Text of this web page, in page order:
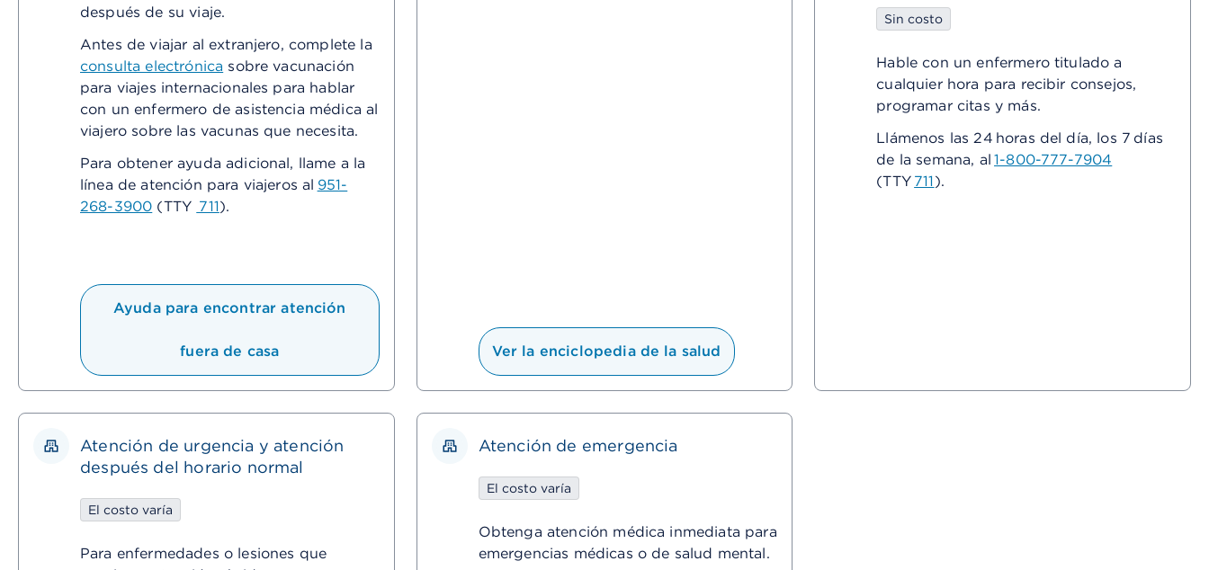
después de su viaje.
Antes de viajar al extranjero, complete la
consulta electrónica sobre vacunación
para viajes internacionales para hablar
con un enfermero de asistencia médica al
viajero sobre las vacunas que necesita.
Para obtener ayuda adicional, llame a la
línea de atención para viajeros al 951-
268-3900 (TTY 711).
Ayuda para encontrar atención
fuera de casa Ver la enciclopedia de la salud
Sin costo
Hable con un enfermero titulado a
cualquier hora para recibir consejos,
programar citas y más.
Llámenos las 24 horas del día, los 7 días
de la semana, al1-800-777-7904
(TTY 711).
Atención de urgencia y atención
después del horario normal
El costo varía
Para enfermedades o lesiones que
Atención de emergencia
El costo varía
Obtenga atención médica inmediata para
emergencias médicas o de salud mental.